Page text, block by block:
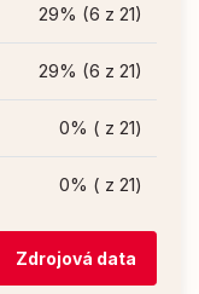
29% (6 z 21)
29% (6 z 21)
0% ( z 21)
0% ( z 21)
Zdrojová data